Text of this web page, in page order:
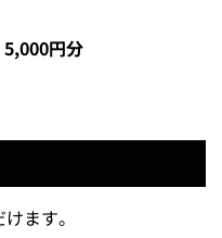
円分
ます。